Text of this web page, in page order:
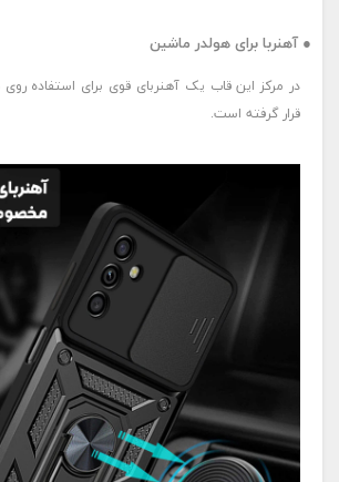
● آهنربا برای هولدر ماشین
در مرکز این قاب یک آهنربای قوی برای استفاده
قرار گرفته است.